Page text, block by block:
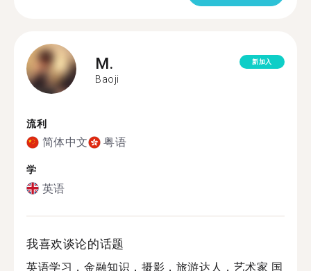
M.
Baoji
新加入
流利
简体中文 粤语
学
英语
我喜欢谈论的话题
英语学习，金融知识，摄影，旅游达人，艺术家 国